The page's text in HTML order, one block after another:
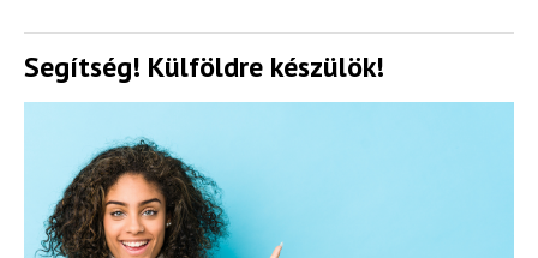
Segítség! Külföldre készülök!